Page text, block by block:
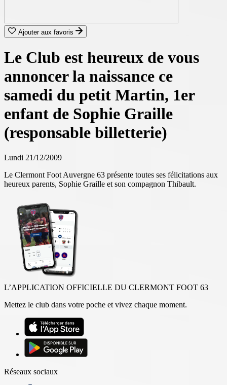
Ajouter aux favoris
Le Club est heureux de vous
annoncer la naissance ce
samedi du petit Martin, 1er
enfant de Sophie Graille
(responsable billetterie)
Lundi 21/12/2009
Le Clermont Foot Auvergne 63 présente toutes ses félicitations aux
heureux parents, Sophie Graille et son compagnon Thibault.
L’APPLICATION OFFICIELLE DU CLERMONT FOOT 63
Mettez le club dans votre poche et vivez chaque moment.
Réseaux sociaux